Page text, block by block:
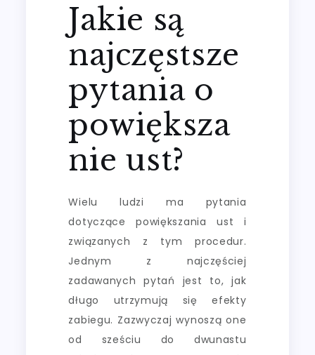
Jakie są
najczęstsze
pytania o
powiększa
nie ust?
Wielu ludzi ma pytania
dotyczące powiększania ust i
związanych z tym procedur.
Jednym z najczęściej
zadawanych pytań jest to, jak
długo utrzymują się efekty
zabiegu. Zazwyczaj wynoszą one
od sześciu do dwunastu